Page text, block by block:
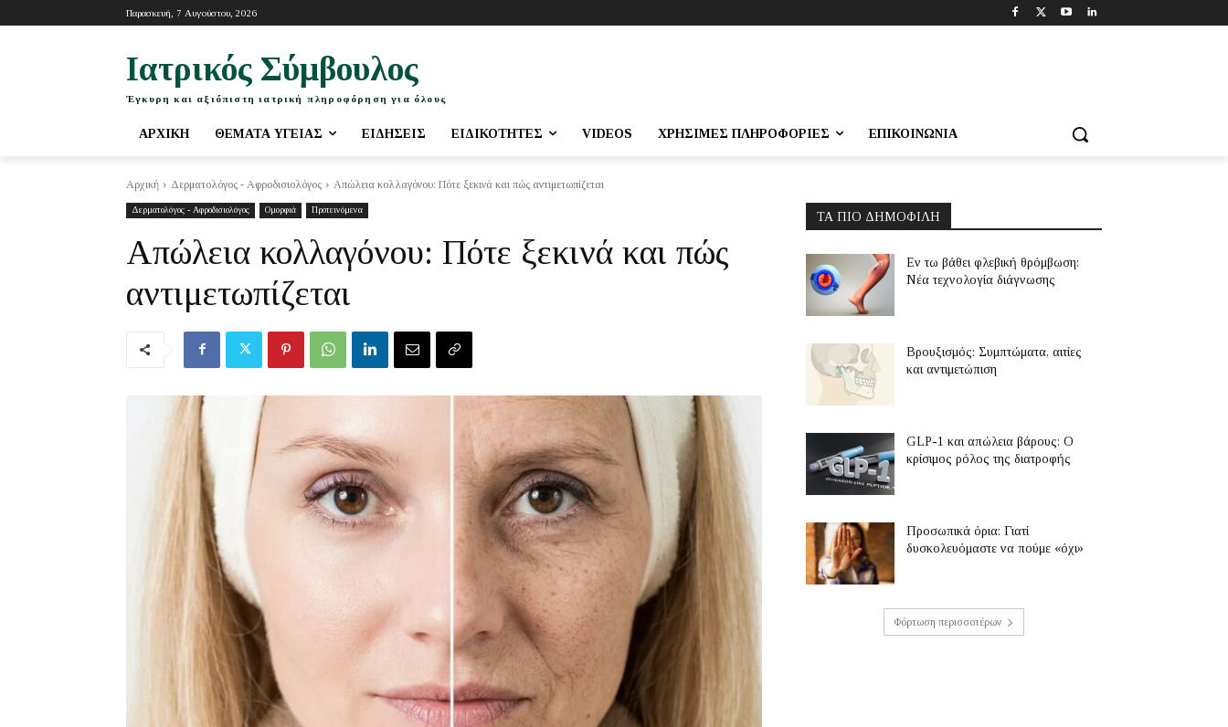
Παρασκευή, 7 Αυγούστου, 2026
Ιατρικός Σύμβουλος
Έγκυρη και αξιόπιστη ιατρική πληροφόρηση για όλους
ΑΡΧΙΚΉ ΘΈΜΑΤΑ ΥΓΕΊΑΣ ΕΙΔΉΣΕΙΣ ΕΙΔΙΚΌΤΗΤΕΣ VIDEOS ΧΡΉΣΙΜΕΣ ΠΛΗΡΟΦΟΡΊΕΣ ΕΠΙΚΟΙΝΩΝΊΑ
Αρχική Δερματολόγος - Αφροδισιολόγος Απώλεια κολλαγόνου: Πότε ξεκινά και πώς αντιμετωπίζεται
Δερματολόγος - Αφροδισιολόγος Ομορφιά Προτεινόμενα
Απώλεια κολλαγόνου: Πότε ξεκινά και πώς
αντιμετωπίζεται
ΤΑ ΠΙΟ ΔΗΜΟΦΙΛΉ
Εν τω βάθει φλεβική θρόμβωση:
Νέα τεχνολογία διάγνωσης
Βρουξισμός: Συμπτώματα, αιτίες
και αντιμετώπιση
GLP-1 και απώλεια βάρους: Ο
κρίσιμος ρόλος της διατροφής
Προσωπικά όρια: Γιατί
δυσκολευόμαστε να πούμε «όχι»
Φόρτωση περισσοτέρων